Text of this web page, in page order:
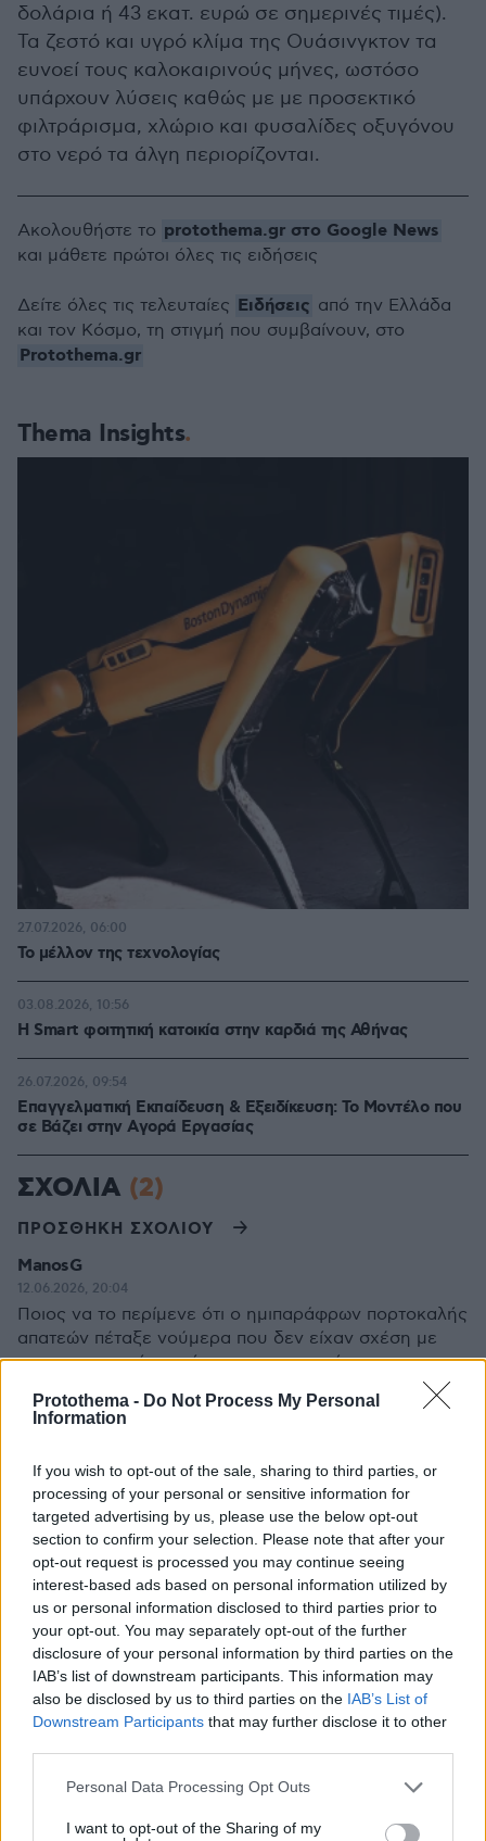
Protothema - Do Not Process My Personal
Information
If you wish to opt-out of the sale, sharing to third parties, or
processing of your personal or sensitive information for
targeted advertising by us, please use the below opt-out
section to confirm your selection. Please note that after your
opt-out request is processed you may continue seeing
interest-based ads based on personal information utilized by
us or personal information disclosed to third parties prior to
your opt-out. You may separately opt-out of the further
disclosure of your personal information by third parties on the
IAB’s list of downstream participants. This information may
also be disclosed by us to third parties on the IAB’s List of
Downstream Participants that may further disclose it to other
Please note that this website/app uses one or more Google
not limited to your visit or usage behaviour. You may click to
Personal Data Processing Opt Outs
I want to opt-out of the Sharing of my
δολάρια ή 43 εκατ. ευρώ σε σημερινές τιμές).
Τα ζεστό και υγρό κλίμα της Ουάσινγκτον τα
ευνοεί τους καλοκαιρινούς μήνες, ωστόσο
υπάρχουν λύσεις καθώς με με προσεκτικό
φιλτράρισμα, χλώριο και φυσαλίδες οξυγόνου
στο νερό τα άλγη περιορίζονται.
Thema Insights
Το μέλλον της τεχνολογίας
27.07.2026, 06:00
Η Smart φοιτητική κατοικία στην καρδιά της Αθήνας
03.08.2026, 10:56
Επαγγελματική Εκπαίδευση & Εξειδίκευση: Το Mοντέλο που
σε Bάζει στην Aγορά Eργασίας
26.07.2026, 09:54
Ακολουθήστε το protothema.gr στο Google News
και μάθετε πρώτοι όλες τις ειδήσεις
Δείτε όλες τις τελευταίες Ειδήσεις από την Ελλάδα
και τον Κόσμο, τη στιγμή που συμβαίνουν, στο
Protothema.gr
ΣΧΟΛΙΑ (2)
ΠΡΟΣΘΗΚΗ ΣΧΟΛΙΟΥ
ManosG
12.06.2026, 20:04
Ποιος να το περίμενε ότι ο ημιπαράφρων πορτοκαλής
απατεών πέταξε νούμερα που δεν είχαν σχέση με
την πραγματικότητα όπως και με το τείχος του
ΑΠΑΝΤΗΣΗ
ποιός θα το περίμενε
12.06.2026, 23:42
ότι είσαι τόσο χάπατο!!!!
ΑΠΑΝΤΗΣΗ
ΠΡΟΣΘΗΚΗ ΣΧΟΛΙΟΥ
ΌΝΟΜΑ *
EMAIL